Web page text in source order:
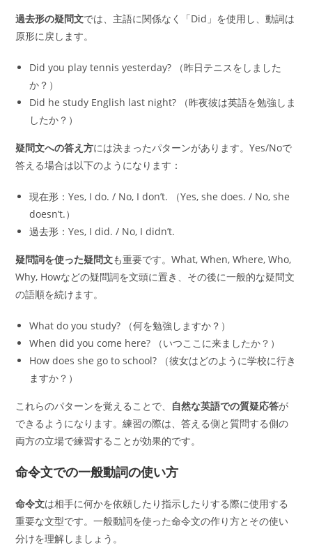
過去形の疑問文では、主語に関係なく「Did」を使用し、動詞は
原形に戻します。
Did you play tennis yesterday? （昨日テニスをしました
か？）
Did he study English last night? （昨夜彼は英語を勉強しま
したか？）
疑問文への答え方には決まったパターンがあります。Yes/Noで
答える場合は以下のようになります：
現在形：Yes, I do. / No, I don’t. （Yes, she does. / No, she
doesn’t.）
過去形：Yes, I did. / No, I didn’t.
疑問詞を使った疑問文も重要です。What, When, Where, Who,
Why, Howなどの疑問詞を文頭に置き、その後に一般的な疑問文
の語順を続けます。
What do you study? （何を勉強しますか？）
When did you come here? （いつここに来ましたか？）
How does she go to school? （彼女はどのように学校に行き
ますか？）
これらのパターンを覚えることで、 自然な英語での質疑応答が
できるようになります。練習の際は、答える側と質問する側の
両方の立場で練習することが効果的です。
命令文での一般動詞の使い方
命令文は相手に何かを依頼したり指示したりする際に使用する
重要な文型です。一般動詞を使った命令文の作り方とその使い
分けを理解しましょう。